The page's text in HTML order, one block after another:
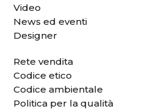
Video
News ed eventi
Designer
Rete vendita
Codice etico
Codice ambientale
Politica per la qualità